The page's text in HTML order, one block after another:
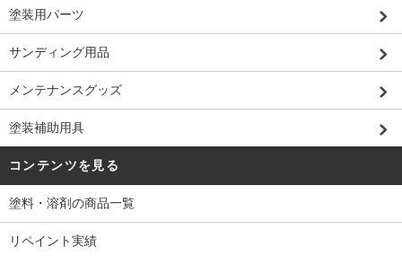
塗装用パーツ
サンディング用品
メンテナンスグッズ
塗装補助用具
コンテンツを見る
塗料・溶剤の商品一覧
リペイント実績